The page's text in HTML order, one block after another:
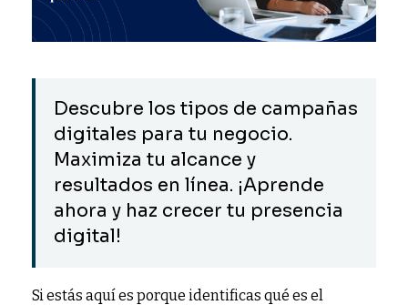
Descubre los tipos de campañas
digitales para tu negocio.
Maximiza tu alcance y
resultados en línea. ¡Aprende
ahora y haz crecer tu presencia
digital!
Si estás aquí es porque identificas qué es el